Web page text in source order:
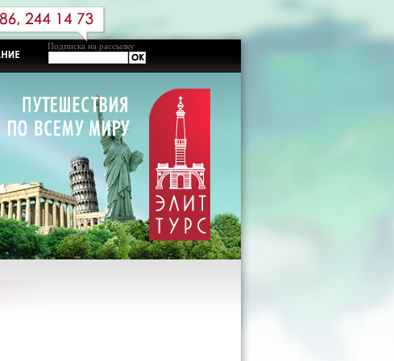
Подписка на рассылку